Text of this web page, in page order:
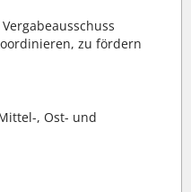
zu fördern
, Ost- und